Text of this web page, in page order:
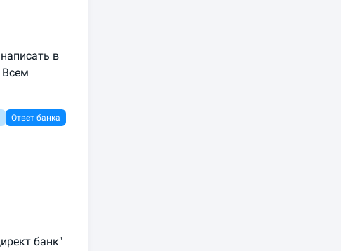
в
Всем
Ответ банка
банк"